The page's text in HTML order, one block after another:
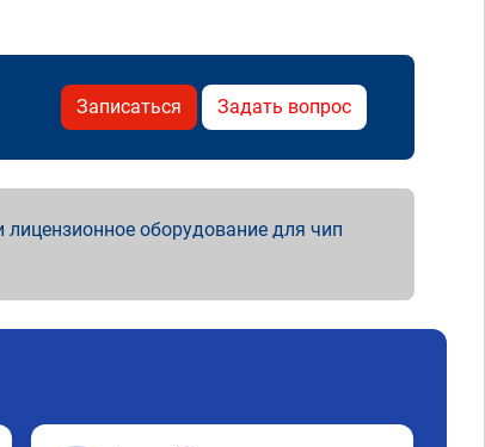
Записаться Задать вопрос
оборудование для чип